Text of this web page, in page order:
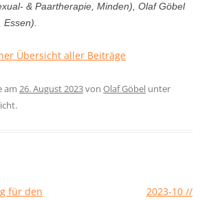
& Paartherapie, Minden), Olaf Göbel
Übersicht aller Beiträge
am 26. August 2023von Olaf Göbel unter
für den
2023-10 //